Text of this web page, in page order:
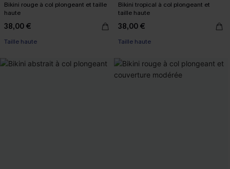
Bikini rouge à col plongeant et taille
haute
38,00 €
Taille haute
Bikini tropical à col plongeant et
taille haute
38,00 €
Taille haute